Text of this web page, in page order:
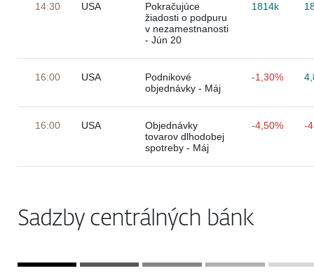
14:30 USA
Pokračujúce
žiadosti o podpuru
v nezamestnanosti
- Jún 20
1814k
16:00 USA
Podnikové
objednávky - Máj
-1,30%
16:00 USA
Objednávky
tovarov dlhodobej
spotreby - Máj
-4,50% -
Sadzby centrálných bánk